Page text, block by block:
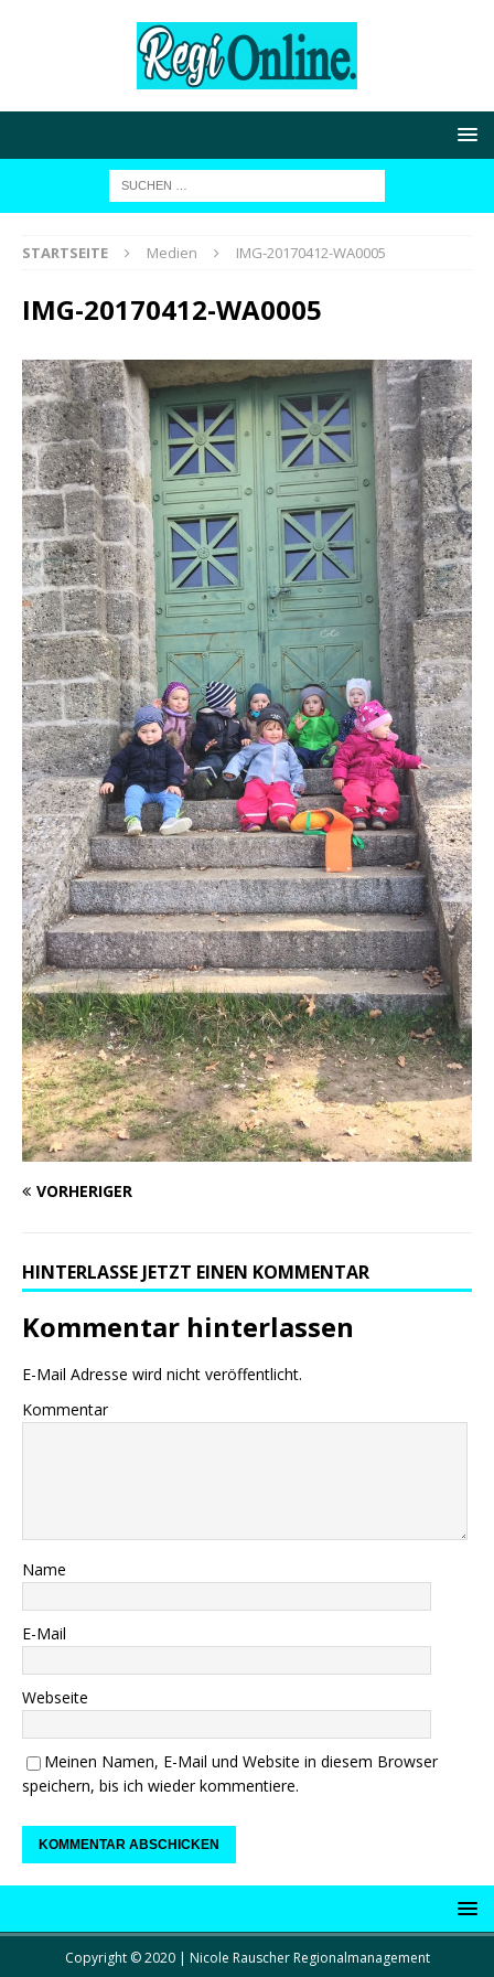
STARTSEITE Medien IMG-20170412-WA0005
IMG-20170412-WA0005
VORHERIGER
HINTERLASSE JETZT EINEN KOMMENTAR
Kommentar hinterlassen
E-Mail Adresse wird nicht veröffentlicht.
Kommentar
Name
E-Mail
Webseite
Meinen Namen, E-Mail und Website in diesem Browser
speichern, bis ich wieder kommentiere.
Copyright © 2020 | Nicole Rauscher Regionalmanagement